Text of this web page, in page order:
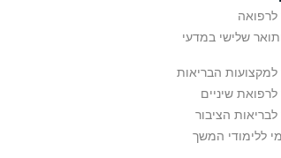
שלישי במדעי
הבריאות
שיניים
הציבור
ללימודי המשך